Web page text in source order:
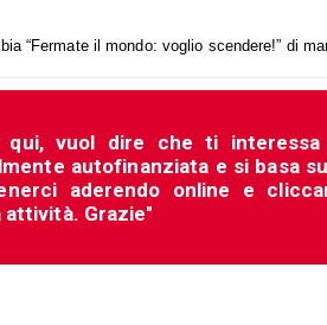
“Fermate il mondo: voglio scendere!” di
vuol dire che ti
autofinanziata e si basa
aderendo online e
Grazie"